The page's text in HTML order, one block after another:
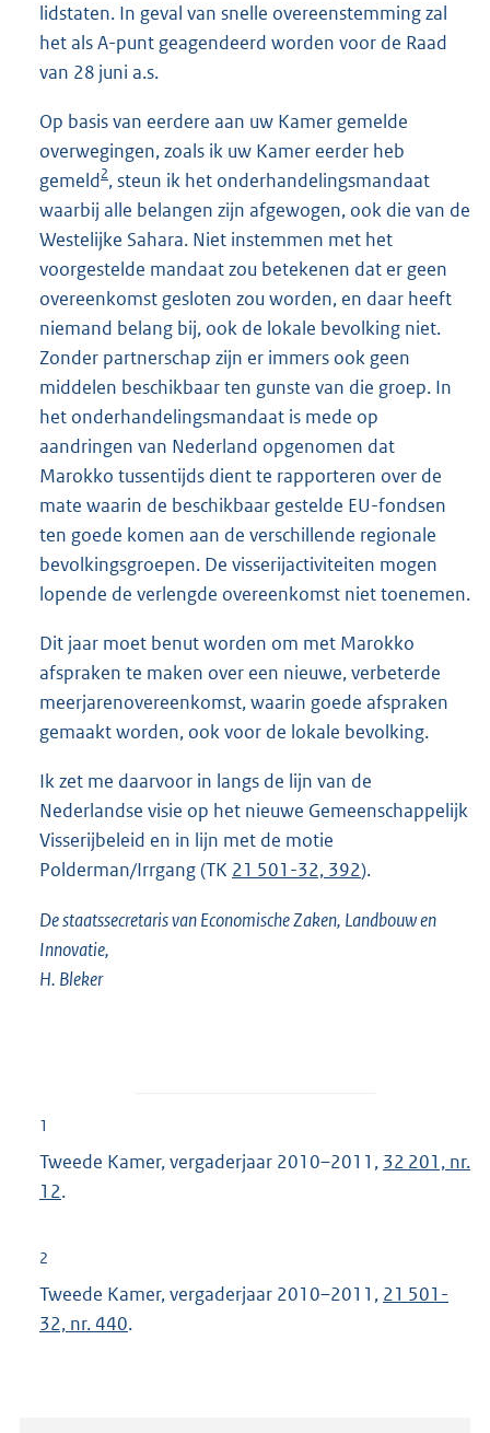
lidstaten. In geval van snelle overeenstemming zal
het als A-punt geagendeerd worden voor de Raad
van 28 juni a.s.
Op basis van eerdere aan uw Kamer gemelde
overwegingen, zoals ik uw Kamer eerder heb
gemeld2, steun ik het onderhandelingsmandaat
waarbij alle belangen zijn afgewogen, ook die van de
Westelijke Sahara. Niet instemmen met het
voorgestelde mandaat zou betekenen dat er geen
overeenkomst gesloten zou worden, en daar heeft
niemand belang bij, ook de lokale bevolking niet.
Zonder partnerschap zijn er immers ook geen
middelen beschikbaar ten gunste van die groep. In
het onderhandelingsmandaat is mede op
aandringen van Nederland opgenomen dat
Marokko tussentijds dient te rapporteren over de
mate waarin de beschikbaar gestelde EU-fondsen
ten goede komen aan de verschillende regionale
bevolkingsgroepen. De visserijactiviteiten mogen
lopende de verlengde overeenkomst niet toenemen.
Dit jaar moet benut worden om met Marokko
afspraken te maken over een nieuwe, verbeterde
meerjarenovereenkomst, waarin goede afspraken
gemaakt worden, ook voor de lokale bevolking.
Ik zet me daarvoor in langs de lijn van de
Nederlandse visie op het nieuwe Gemeenschappelijk
Visserijbeleid en in lijn met de motie
Polderman/Irrgang (TK 21 501-32, 392).
De staatssecretaris van Economische Zaken, Landbouw en
Innovatie,
H. Bleker
1
Tweede Kamer, vergaderjaar 2010–2011, 32 201, nr.
12.
2
Tweede Kamer, vergaderjaar 2010–2011, 21 501-
32, nr. 440.